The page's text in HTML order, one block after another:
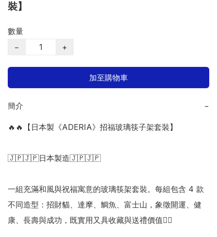
裝】
數量
−
+
加至購物車
簡介 −
🔥🔥【日本製《ADERIA》招福玻璃筷子架套裝】
🇯🇵🇯🇵日本製造🇯🇵🇯🇵
一組充滿和風與祝福寓意的玻璃筷架套裝。每組包含 4 款
不同造型：招財貓、達摩、鯛魚、富士山，象徵開運、健
康、長壽與成功，既實用又具收藏與送禮價值👍🏻